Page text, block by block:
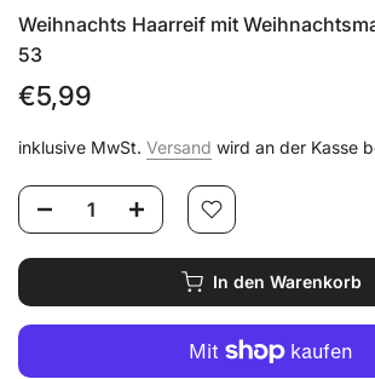
Weihnachts Haarreif mit
53
€5,99
inklusive MwSt. Versand wird an der Kasse
In den Warenkorb